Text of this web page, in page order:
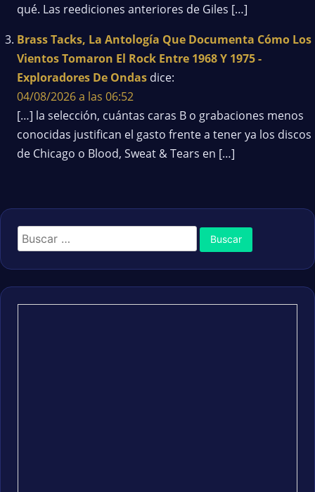
qué. Las reediciones anteriores de Giles […]
Brass Tacks, La Antología Que Documenta Cómo Los
Vientos Tomaron El Rock Entre 1968 Y 1975 -
Exploradores De Ondas dice:
04/08/2026 a las 06:52
[…] la selección, cuántas caras B o grabaciones menos
conocidas justifican el gasto frente a tener ya los discos
de Chicago o Blood, Sweat & Tears en […]
Buscar: